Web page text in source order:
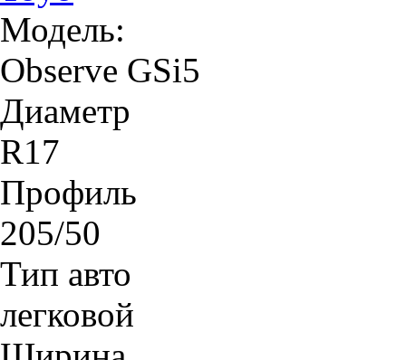
Модель:
Observe GSi5
Диаметр
R17
Профиль
205/50
Тип авто
легковой